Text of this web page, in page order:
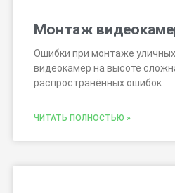
Монтаж
Ошибки при монтаже
видеокамер на высоте
распространённых ошибок
ЧИТАТЬ ПОЛНОСТЬЮ »